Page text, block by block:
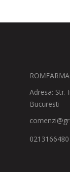
Adresa: Str.
Bucuresti